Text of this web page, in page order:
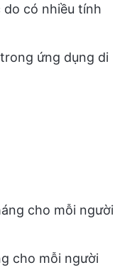
có nhiều tính
ứng dụng di
cho mỗi người
cho mỗi người